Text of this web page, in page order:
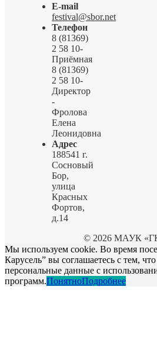
E-mail
festival@sbor.net
Телефон
8 (81369)
2 58 10-
Приёмная
8 (81369)
2 58 10-
Директор
-
Фролова
Елена
Леонидовна
Адрес
188541 г.
Сосновый
Бор,
улица
Красных
Фортов,
д.14
© 2026 МАУК
Мы используем cookie. Во время
Карусель” вы соглашаетесь с тем,
персональные данные с
программ.ПонятноПодробнее